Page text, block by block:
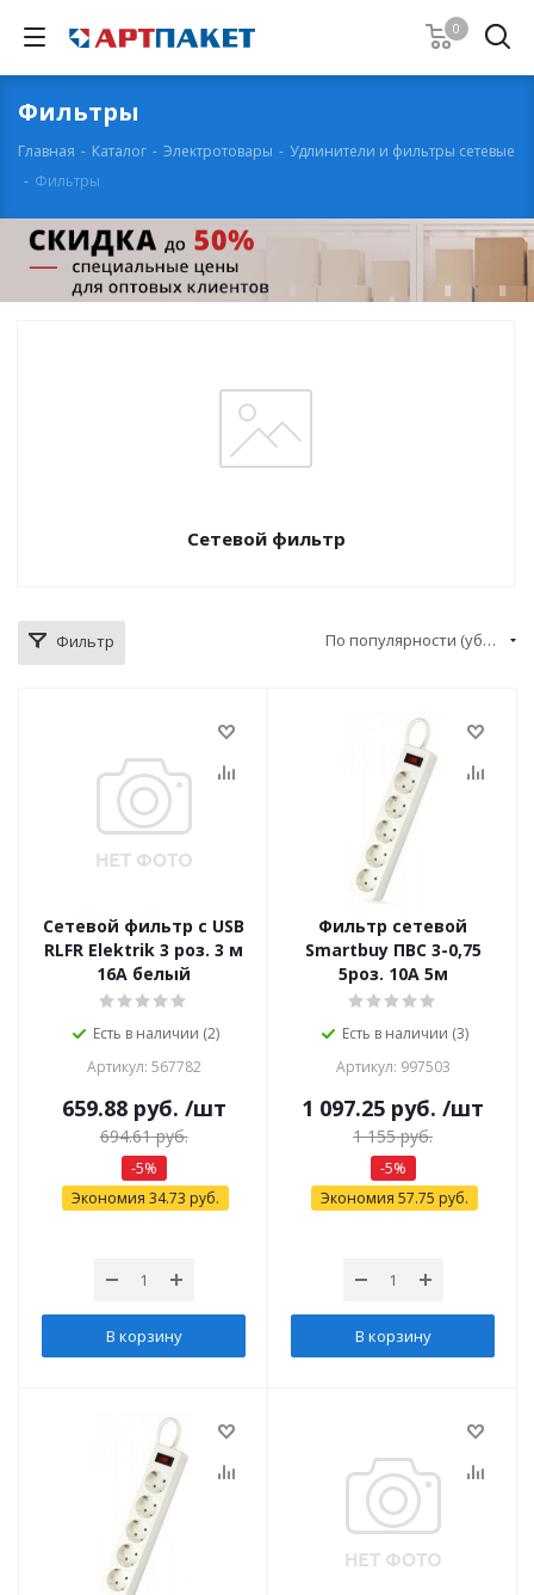
0
Фильтры
Главная - Каталог - Электротовары - Удлинители и фильтры сетевые
- Фильтры
Сетевой фильтр
Фильтр По популярности (убывание)
Сетевой фильтр с USB
RLFR Elektrik 3 роз. 3 м
16А белый
Есть в наличии (2)
Артикул: 567782
659.88руб. /шт
694.61руб.
-5%
Экономия 34.73 руб.
В корзину
Фильтр сетевой
Smartbuy ПВС 3-0,75
5роз. 10А 5м
Есть в наличии (3)
Артикул: 997503
1 097.25 руб. /шт
1 155руб.
-5%
Экономия 57.75 руб.
В корзину